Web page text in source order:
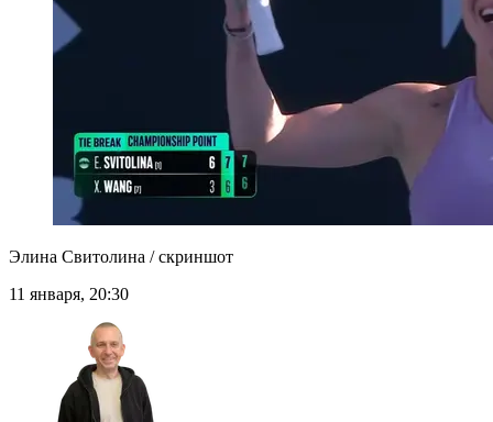
Элина Свитолина / скриншот
11 января, 20:30